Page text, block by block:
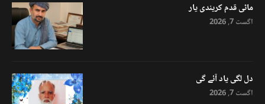
ماٹی قدم کریندی یار
اگست 7, 2026
دل لگی یاد آئے گی
اگست 7, 2026